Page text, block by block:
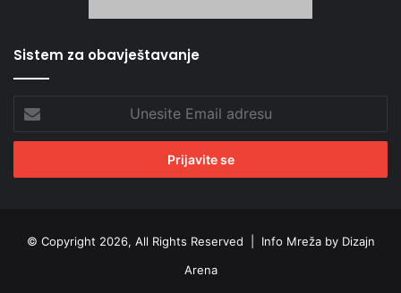
Sistem za obavještavanje
Unesite
Email
adresu
© Copyright 2026, All Rights Reserved | Info Mreža by Dizajn
Arena